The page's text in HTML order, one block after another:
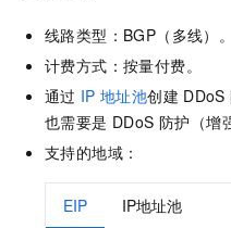
线路类型：BGP（多线）。
计费方式：按量付费。
通过 IP 地址池创建 DDoS
也需要是 DDoS 防护（增
支持的地域：
EIP IP地址池